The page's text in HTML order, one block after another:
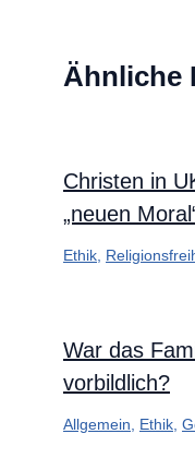
Ähnliche
Christen in
„neuen
Ethik
War das
vorbildlich?
Allgemein Ethik